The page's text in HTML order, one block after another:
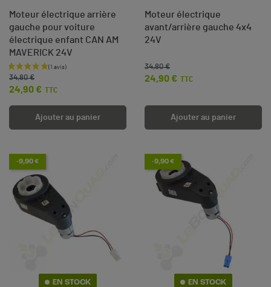
Moteur électrique arrière
gauche pour voiture
électrique enfant CAN AM
MAVERICK 24V
Prix de base
34,80 €
Prix
24,90 € TTC
Ajouter au panier
Moteur électrique
avant/arrière gauche 4x4
24V
Prix de base
34,80 €
Prix
24,90 € TTC
Ajouter au panier
-9,90 €
EN STOCK
-9,90 €
EN STOCK